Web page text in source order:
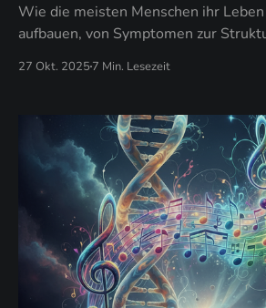
Wie die meisten Menschen ihr
aufbauen, von Symptomen zur
27 Okt. 2025 7 Min. Lesezeit